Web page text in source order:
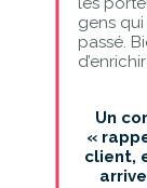
gens
passé.
Un
«
client,